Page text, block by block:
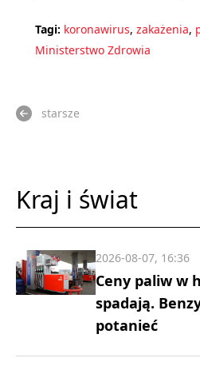
Tagi: koronawirus, zakażenia,
Ministerstwo Zdrowia
starsze
Kraj i świat
Ceny paliw w
spadają.
potanieć
2026-08-07, 16:36